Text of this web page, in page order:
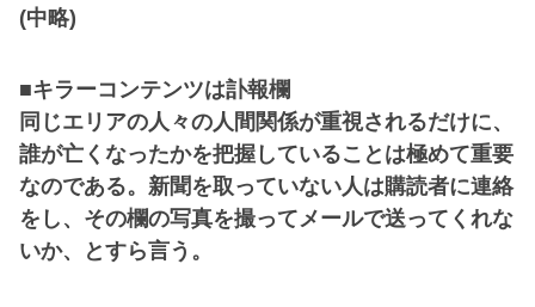
(中略)
■キラーコンテンツは訃報欄
同じエリアの人々の人間関係が重視されるだけに、
誰が亡くなったかを把握していることは極めて重要
なのである。新聞を取っていない人は購読者に連絡
をし、その欄の写真を撮ってメールで送ってくれな
いか、とすら言う。